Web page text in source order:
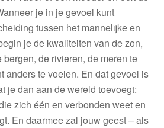
je in je gevoel kunt
tussen het mannelijke en
je de kwaliteiten van de zon,
bergen, de rivieren, de meren te
anders te voelen. En dat gevoel is
je dan aan de wereld toevoegt:
zich één en verbonden weet en
En daarmee zal jouw geest – als